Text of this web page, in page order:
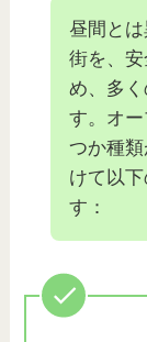
昼間と
街を、
め、多
す。オ
つか種
けて以
す：